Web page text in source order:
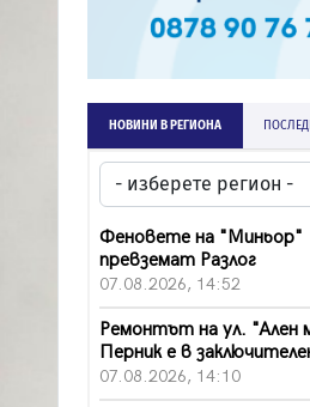
НОВИНИ В РЕГИОНА
Феновете на "Миньор"
превземат Разлог
07.08.2026, 14:52
Ремонтът на ул. "Ален
Перник е в
07.08.2026, 14:10